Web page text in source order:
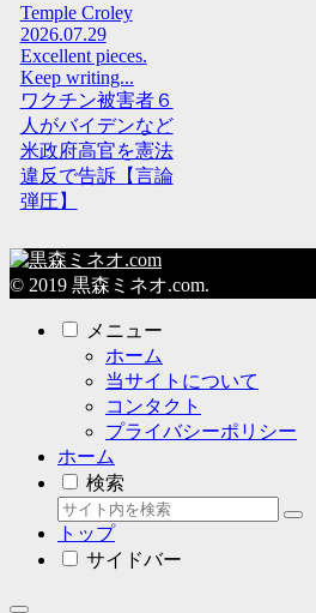
Temple Croley
2026.07.29
Excellent pieces.
Keep writing...
ワクチン被害者６
人がバイデンなど
米政府高官を憲法
違反で告訴【言論
弾圧】
© 2019 黒森ミネオ.com.
メニュー
ホーム
当サイトについて
コンタクト
プライバシーポリシー
ホーム
検索
トップ
サイドバー